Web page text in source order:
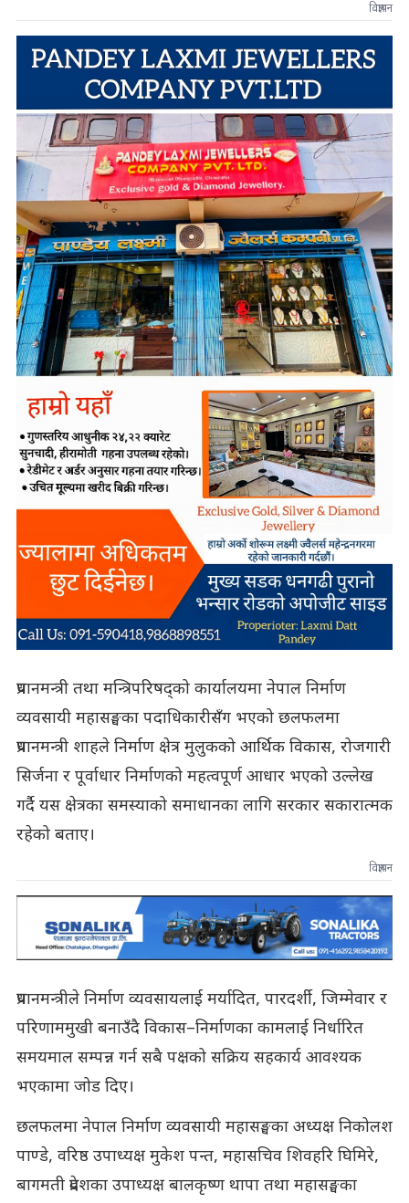
विज्ञापन
प्रधानमन्त्री तथा मन्त्रिपरिषद्को कार्यालयमा नेपाल निर्माण
व्यवसायी महासङ्घका पदाधिकारीसँग भएको छलफलमा
प्रधानमन्त्री शाहले निर्माण क्षेत्र मुलुकको आर्थिक विकास, रोजगारी
सिर्जना र पूर्वाधार निर्माणको महत्वपूर्ण आधार भएको उल्लेख
गर्दै यस क्षेत्रका समस्याको समाधानका लागि सरकार सकारात्मक
रहेको बताए।
विज्ञापन
प्रधानमन्त्रीले निर्माण व्यवसायलाई मर्यादित, पारदर्शी, जिम्मेवार र
परिणाममुखी बनाउँदै विकास–निर्माणका कामलाई निर्धारित
समयमाल सम्पन्न गर्न सबै पक्षको सक्रिय सहकार्य आवश्यक
भएकामा जोड दिए।
छलफलमा नेपाल निर्माण व्यवसायी महासङ्घका अध्यक्ष निकोलश
पाण्डे, वरिष्ठ उपाध्यक्ष मुकेश पन्त, महासचिव शिवहरि घिमिरे,
बागमती प्रदेशका उपाध्यक्ष बालकृष्ण थापा तथा महासङ्घका